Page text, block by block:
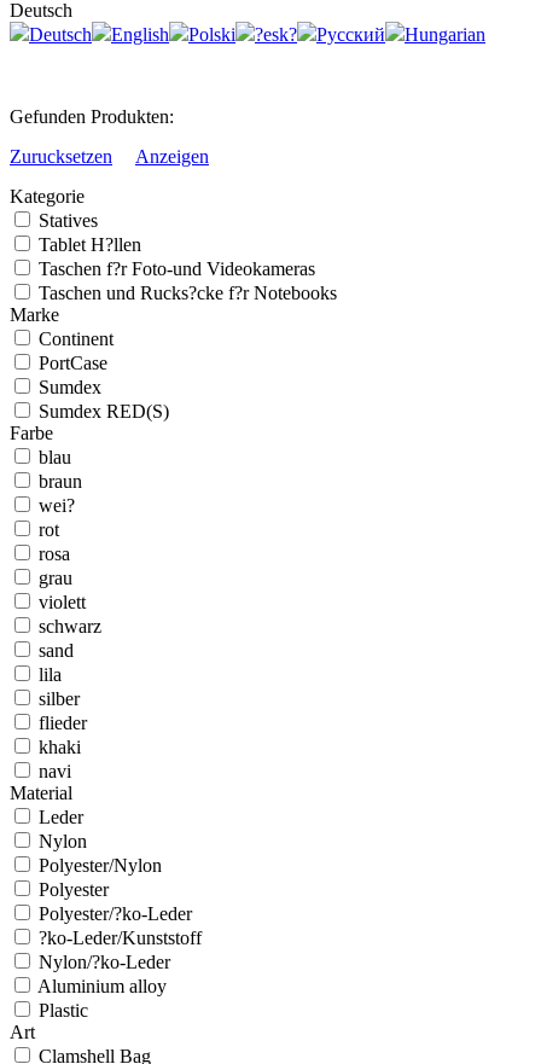
Deutsch
Deutsch
English Polski ?esk? Русский Hungarian
Gefunden Produkten:
Zurucksetzen
Anzeigen
Kategorie
Statives
Tablet H?llen
Taschen f?r Foto-und Videokameras
Taschen und Rucks?cke f?r Notebooks
Marke
Continent
PortCase
Sumdex
Sumdex RED(S)
Farbe
blau
braun
wei?
rot
rosa
grau
violett
schwarz
sand
lila
silber
flieder
khaki
navi
Material
Leder
Nylon
Polyester/Nylon
Polyester
Polyester/?ko-Leder
?ko-Leder/Kunststoff
Nylon/?ko-Leder
Aluminium alloy
Plastic
Art
Clamshell Bag